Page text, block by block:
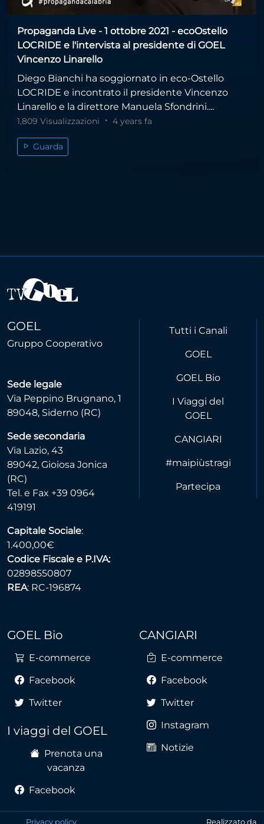
Propaganda Live - 1 ottobre 2021 - ecoOstello
LOCRIDE e l'intervista al presidente di GOEL
Vincenzo Linarello
Diego Bianchi ha soggiornato in eco-Ostello
LOCRIDE e incontrato il presidente Vincenzo
Linarello e la direttore Manuela Sfondrini....
1,809 Visualizzazioni 4 years fa
Guarda
GOEL
Gruppo Cooperativo
Sede legale
Via Peppino Brugnano, 1
89048, Siderno (RC)
Sede secondaria
Via Lazio, 43
89042, Gioiosa Jonica
(RC)
Tel. e Fax +39 0964
419191
Capitale Sociale:
1.400,00€
Codice Fiscale e P.IVA:
02898550807
REA: RC-196874
Tutti i Canali
GOEL
GOEL Bio
I Viaggi del
GOEL
CANGIARI
#maipiùstragi
Partecipa
GOEL Bio
E-commerce
Facebook
Twitter
I viaggi del GOEL
Prenota una
vacanza
Facebook
CANGIARI
E-commerce
Facebook
Twitter
Instagram
Notizie
Privacy policy Realizzato da